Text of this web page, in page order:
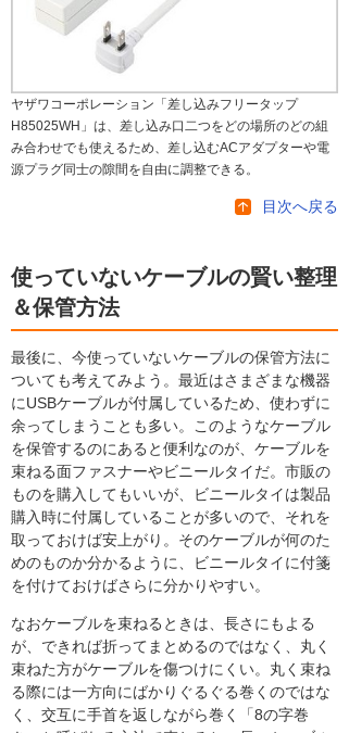
ヤザワコーポレーション「差し込みフリータップ
H85025WH」は、差し込み口二つをどの場所のどの組
み合わせでも使えるため、差し込むACアダプターや電
源プラグ同士の隙間を自由に調整できる。
目次へ戻る
使っていないケーブルの賢い整理
＆保管方法
最後に、今使っていないケーブルの保管方法に
ついても考えてみよう。最近はさまざまな機器
にUSBケーブルが付属しているため、使わずに
余ってしまうことも多い。このようなケーブル
を保管するのにあると便利なのが、ケーブルを
束ねる面ファスナーやビニールタイだ。市販の
ものを購入してもいいが、ビニールタイは製品
購入時に付属していることが多いので、それを
取っておけば安上がり。そのケーブルが何のた
めのものか分かるように、ビニールタイに付箋
を付けておけばさらに分かりやすい。
なおケーブルを束ねるときは、長さにもよる
が、できれば折ってまとめるのではなく、丸く
束ねた方がケーブルを傷つけにくい。丸く束ね
る際には一方向にばかりぐるぐる巻くのではな
く、交互に手首を返しながら巻く「8の字巻